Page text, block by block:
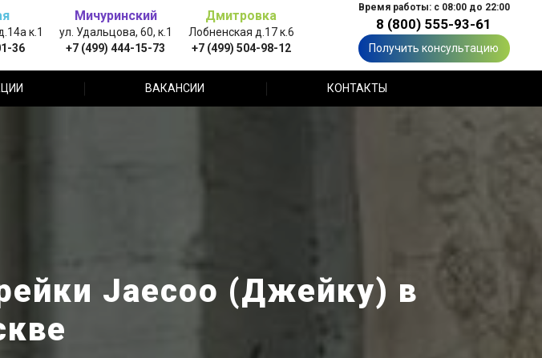
к.1
36
Мичуринский
ул. Удальцова, 60, к.1
+7 (499) 444-15-73
Дмитровка
Лобненская д.17 к.6
+7 (499) 504-98-12
Время работы: с 08:00 до 22:00
8 (800) 555-93-61
Получить консультацию
ВАКАНСИИ КОНТАКТЫ
Jaecoo (Джейку) в